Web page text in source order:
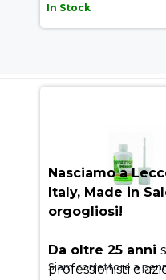
In Stock
Siam correttore a
Nasciamo a
Italy, Made in
orgogliosi!
Da oltre 25 anni
professionisti e